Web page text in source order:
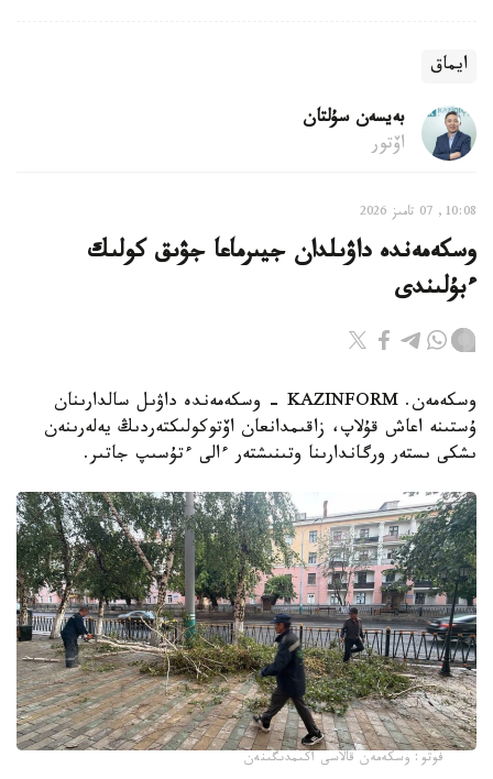
ايماق
بەيسەن سۇلتان
اۆتور
10:08, 07 تامىز 2026
وسكەمەندە داۋىلدان جيىرماعا جۋىق كولىك
ءبۇلىندى
وسكەمەن. KAZINFORM - وسكەمەندە داۋىل سالدارىنان
ۇستىنە اعاش قۇلاپ، زاقىمدانعان اۆتوكولىكتەردىڭ يەلەرىنەن
ىشكى ىستەر ورگاندارىنا وتىنىشتەر ءالى ءتۇسىپ جاتىر.
فوتو: وسكەمەن قالاسى اكىمدىگىنەن